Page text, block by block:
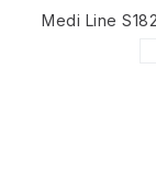
Medi Line